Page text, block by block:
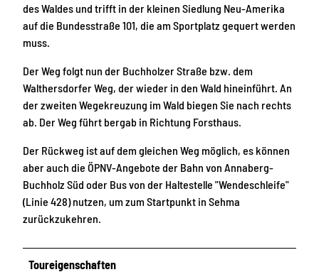
des Waldes und trifft in der kleinen Siedlung Neu-Amerika
auf die Bundesstraße 101, die am Sportplatz gequert werden
muss.
Der Weg folgt nun der Buchholzer Straße bzw. dem
Walthersdorfer Weg, der wieder in den Wald hineinführt. An
der zweiten Wegekreuzung im Wald biegen Sie nach rechts
ab. Der Weg führt bergab in Richtung Forsthaus.
Der Rückweg ist auf dem gleichen Weg möglich, es können
aber auch die ÖPNV-Angebote der Bahn von Annaberg-
Buchholz Süd oder Bus von der Haltestelle "Wendeschleife"
(Linie 428) nutzen, um zum Startpunkt in Sehma
zurückzukehren.
Toureigenschaften